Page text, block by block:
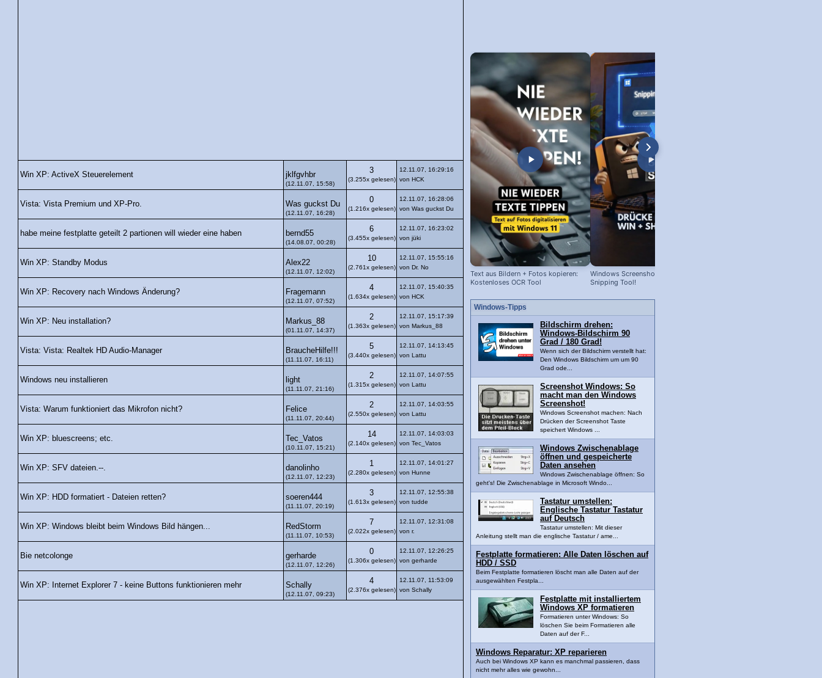
Win XP: ActiveX Steuerelement jklfgvhbr
(12.11.07, 15:58)
3
(3.255x gelesen)
12.11.07, 16:29:16
von HCK
Vista: Vista Premium und XP-Pro. Was guckst Du
(12.11.07, 16:28)
0
(1.216x gelesen)
12.11.07, 16:28:06
von Was guckst Du
habe meine festplatte geteilt 2 partionen will wieder eine haben bernd55
(14.08.07, 00:28)
6
(3.455x gelesen)
12.11.07, 16:23:02
von jüki
Win XP: Standby Modus Alex22
(12.11.07, 12:02)
10
(2.761x gelesen)
12.11.07, 15:55:16
von Dr. No
Win XP: Recovery nach Windows Änderung? Fragemann
(12.11.07, 07:52)
4
(1.634x gelesen)
12.11.07, 15:40:35
von HCK
Win XP: Neu installation? Markus_88
(01.11.07, 14:37)
2
(1.363x gelesen)
12.11.07, 15:17:39
von Markus_88
Vista: Vista: Realtek HD Audio-Manager BraucheHilfe!!!
(11.11.07, 16:11)
5
(3.440x gelesen)
12.11.07, 14:13:45
von Lattu
Windows neu installieren light
(11.11.07, 21:16)
2
(1.315x gelesen)
12.11.07, 14:07:55
von Lattu
Vista: Warum funktioniert das Mikrofon nicht? Felice
(11.11.07, 20:44)
2
(2.550x gelesen)
12.11.07, 14:03:55
von Lattu
Win XP: bluescreens; etc. Tec_Vatos
(10.11.07, 15:21)
14
(2.140x gelesen)
12.11.07, 14:03:03
von Tec_Vatos
Win XP: SFV dateien.--. danolinho
(12.11.07, 12:23)
1
(2.280x gelesen)
12.11.07, 14:01:27
von Hunne
Win XP: HDD formatiert - Dateien retten? soeren444
(11.11.07, 20:19)
3
(1.613x gelesen)
12.11.07, 12:55:38
von tudde
Win XP: Windows bleibt beim Windows Bild hängen... RedStorm
(11.11.07, 10:53)
7
(2.022x gelesen)
12.11.07, 12:31:08
von r.
Bie netcolonge gerharde
(12.11.07, 12:26)
0
(1.306x gelesen)
12.11.07, 12:26:25
von gerharde
Win XP: Internet Explorer 7 - keine Buttons funktionieren mehr Schally
(12.11.07, 09:23)
4
(2.376x gelesen)
12.11.07, 11:53:09
von Schally
Text aus Bildern + Fotos kopieren:
Kostenloses OCR Tool
Windows Screenshot mit dem
Snipping Tool!
Windows-Tipps
Bildschirm drehen:
Windows-Bildschirm 90
Grad / 180 Grad!
Wenn sich der Bildschirm verstellt hat:
Den Windows Bildschirm um um 90
Grad ode...
Screenshot Windows: So
macht man den Windows
Screenshot!
Windows Screenshot machen: Nach
Drücken der Screenshot Taste
speichert Windows ...
Windows Zwischenablage
öffnen und gespeicherte
Daten ansehen
Windows Zwischenablage öffnen: So
geht's! Die Zwischenablage in Microsoft Windo...
Tastatur umstellen:
Englische Tastatur Tastatur
auf Deutsch
Tastatur umstellen: Mit dieser
Anleitung stellt man die englische Tastatur / ame...
Festplatte formatieren: Alle Daten löschen auf
HDD / SSD
Beim Festplatte formatieren löscht man alle Daten auf der
ausgewählten Festpla...
Festplatte mit installiertem
Windows XP formatieren
Formatieren unter Windows: So
löschen Sie beim Formatieren alle
Daten auf der F...
Windows Reparatur: XP reparieren
Auch bei Windows XP kann es manchmal passieren, dass
nicht mehr alles wie gewohn...